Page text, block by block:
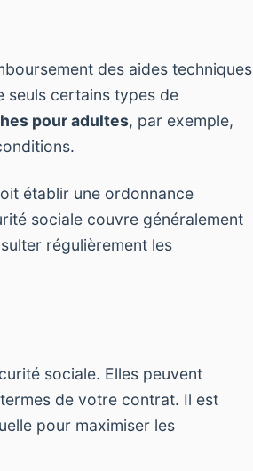
des aides techniques
seuls certains types de
pour adultes, par exemple,
établir une ordonnance
sociale couvre généralement
régulièrement les
sociale. Elles peuvent
de votre contrat. Il est
pour maximiser les